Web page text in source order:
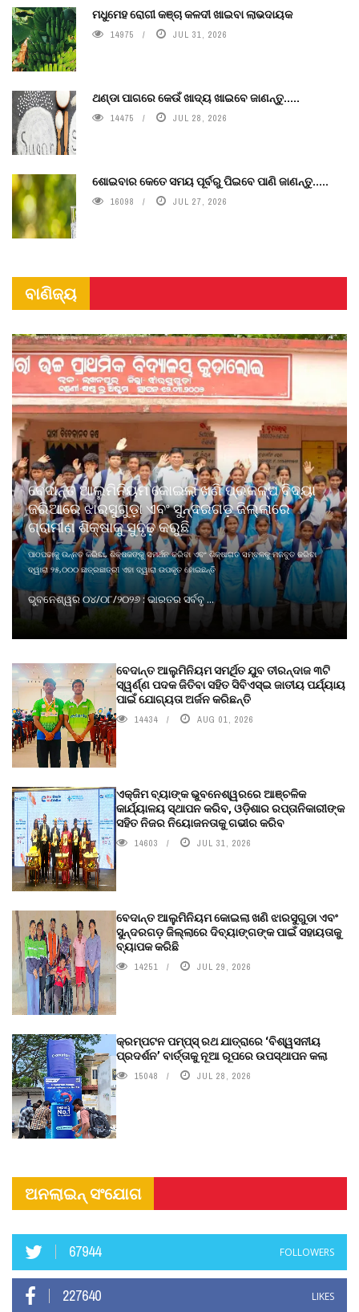
ମଧୁମେହ ରୋଗୀ କଞ୍ଚା କଳଦୀ ଖାଇବା ଲାଭଦାୟକ
14975 JUL 31, 2026
ଥଣ୍ଡା ପାଗରେ କେଉଁ ଖାଦ୍ୟ ଖାଇବେ ଜାଣନ୍ତୁ.....
14475 JUL 28, 2026
ଶୋଇବାର କେତେ ସମୟ ପୂର୍ବରୁ ପିଇବେ ପାଣି ଜାଣନ୍ତୁ.....
16098 JUL 27, 2026
ବାଣିଜ୍ୟ
ବେଦାନ୍ତ ଆଲୁମିନିୟମ କୋଇଲା ଖଣି ପ୍ରକଳ୍ପ ବିଦ୍ୟା
ଜରିଆରେ ଝାରସୁଗୁଡ଼ା ଏବଂ ସୁନ୍ଦରଗଡ଼ ଜିଲ୍ଲାରେ
ଗ୍ରାମୀଣ ଶିକ୍ଷାକୁ ସୁଦୃଢ଼ କରୁଛି
ପାଠପଢାକୁ ଉନ୍ନତ କରିବା, ଶିକ୍ଷକଙ୍କୁ ସମର୍ଥନ କରିବା ଏବଂ ଶିକ୍ଷାଗତ ସମ୍ବଳକୁ ମଜବୁତ କରିବା
ଦ୍ୱାରା ୨୫,୦୦୦ ଛାତ୍ରଛାତ୍ରୀ ଏହା ଦ୍ୱାରା ଉପକୃତ ହୋଇଛନ୍ତି
ଭୁବନେଶ୍ୱର ୦୪/୦୮/୨୦୨୬ : ଭାରତର ସର୍ବବୃ ...
ବେଦାନ୍ତ ଆଲୁମିନିୟମ ସମର୍ଥିତ ଯୁବ ତୀରନ୍ଦାଜ ୩ଟି
ସ୍ୱର୍ଣ୍ଣ ପଦକ ଜିତିବା ସହିତ ସିବିଏସ୍ଇ ଜାତୀୟ ପର୍ଯ୍ୟାୟ
ପାଇଁ ଯୋଗ୍ୟତା ଅର୍ଜନ କରିଛନ୍ତି
14434 AUG 01, 2026
ଏକ୍ଜିମ ବ୍ୟାଙ୍କ ଭୁବନେଶ୍ୱରରେ ଆଞ୍ଚଳିକ
କାର୍ଯ୍ୟାଳୟ ସ୍ଥାପନ କରିବ, ଓଡ଼ିଶାର ରପ୍ତାନିକାରୀଙ୍କ
ସହିତ ନିଜର ନିୟୋଜନତାକୁ ଗଭୀର କରିବ
14603 JUL 31, 2026
ବେଦାନ୍ତ ଆଲୁମିନିୟମ କୋଇଲା ଖଣି ଝାରସୁଗୁଡା ଏବଂ
ସୁନ୍ଦରଗଡ଼ ଜିଲ୍ଲାରେ ଦିବ୍ୟାଙ୍ଗଙ୍କ ପାଇଁ ସହାୟତାକୁ
ବ୍ୟାପକ କରିଛି
14251 JUL 29, 2026
କ୍ରମ୍ପଟନ ପମ୍ପ୍‌ସ୍‌ ରଥ ଯାତ୍ରାରେ ‘ବିଶ୍ୱସନୀୟ
ପ୍ରଦର୍ଶନ’ ବାର୍ତ୍ତାକୁ ନୂଆ ରୂପରେ ଉପସ୍ଥାପନ କଲା
15048 JUL 28, 2026
ଅନଲାଇନ୍ ସଂଯୋଗ
67944 FOLLOWERS
227640 LIKES